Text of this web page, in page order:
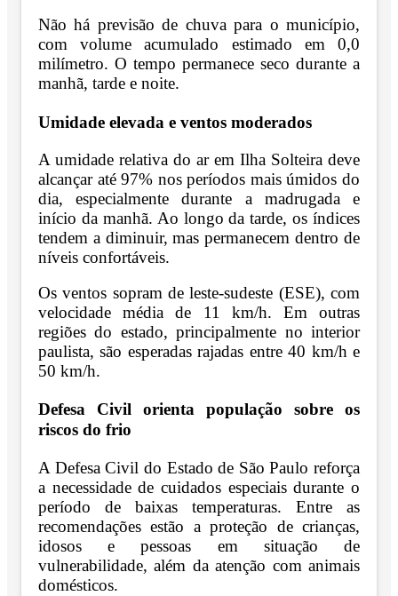
Não há previsão de chuva para o município,
com volume acumulado estimado em 0,0
milímetro. O tempo permanece seco durante a
manhã, tarde e noite.
Umidade elevada e ventos moderados
A umidade relativa do ar em Ilha Solteira deve
alcançar até 97% nos períodos mais úmidos do
dia, especialmente durante a madrugada e
início da manhã. Ao longo da tarde, os índices
tendem a diminuir, mas permanecem dentro de
níveis confortáveis.
Os ventos sopram de leste-sudeste (ESE), com
velocidade média de 11 km/h. Em outras
regiões do estado, principalmente no interior
paulista, são esperadas rajadas entre 40 km/h e
50 km/h.
Defesa Civil orienta população sobre os
riscos do frio
A Defesa Civil do Estado de São Paulo reforça
a necessidade de cuidados especiais durante o
período de baixas temperaturas. Entre as
recomendações estão a proteção de crianças,
idosos e pessoas em situação de
vulnerabilidade, além da atenção com animais
domésticos.